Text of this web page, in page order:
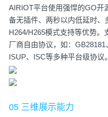
AIRIOT平台使用强悍的GO
备无插件、两秒以内低延时、
H264/H265模式支持等优势
厂商自由协议，如：
ISUP、ISC等多种平台级协议。
05 三维展示能力